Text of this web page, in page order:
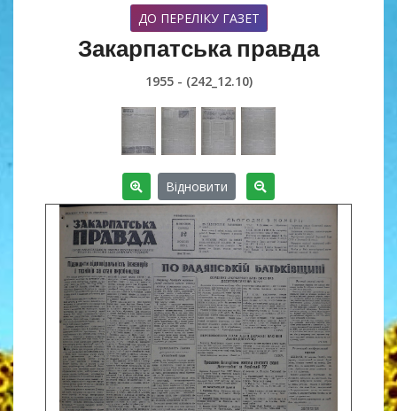
ДО ПЕРЕЛІКУ ГАЗЕТ
Закарпатська правда
1955 - (242_12.10)
Відновити